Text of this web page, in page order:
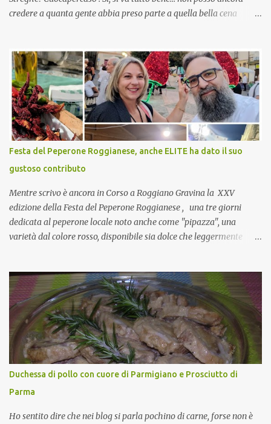
credere a quanta gente abbia preso parte a quella bella cena
pranzo, racconta un po'! Perchè io avrò ospiti e cerco degli spunti...
Cuocapercaso : A dire il vero domenica prossima non preparo
nulla perché vado al Pranzo Aziendale di fine anno organizzato dai
mie capi! CoCo : Pranzo aziendale? Una bella idea! Cuocapercaso :
si, è un modo per riunirsi tutti a fine anno e tirare le somme…
naturalmente mangiando tutti insieme, con grande convivialità!
CoCo : è naturale il cibo, come sappiamo bene, funziona spesso da
collante e anche nel lavoro riesce a creare spesso l’ambiente
favorevole per molte belle opportunità, non trovi? Cuocapercaso :
Si, concordo! …addirittura si dice...
Festa del Peperone Roggianese, anche ELITE ha dato il suo
gustoso contributo
Mentre scrivo è ancora in Corso a Roggiano Gravina la XXV
edizione della Festa del Peperone Roggianese , una tre giorni
dedicata al peperone locale noto anche come "pipazza", una
varietà dal colore rosso, disponibile sia dolce che leggermente
(Pat) della Calabria. Un ingrediente versatile in cucina, utilizzato
fresco o essiccato in ricette della tradizione o in piatti innovativi.
Durante la prima serata dell'evento abbiamo avuto prova della
versatilità di questo ingrediente durante il "2° Concorso
Gastronomico di piatti a base di peperone Roggianese" ideato da
Gina Santagata , presidente dell'associazione Mongolfiera, che ha
visto coinvolte tante associazioni attive sul territorio che hanno
voluto partecipare presentando un loro piatto a base di peperone.
Da giurata del concorso insieme agli chef Francesco Luci e ...
Duchessa di pollo con cuore di Parmigiano e Prosciutto di
Parma
Ho sentito dire che nei blog si parla pochino di carne, forse non è